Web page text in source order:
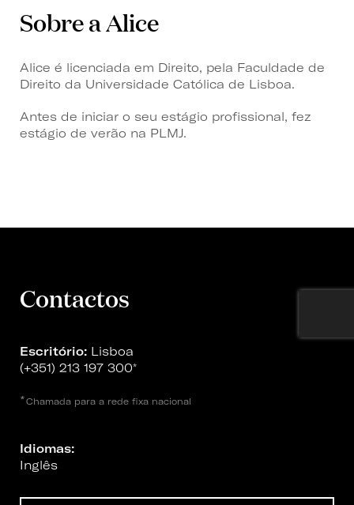
Sobre a Alice
Alice é licenciada em Direito, pela Faculdade de
Direito da Universidade Católica de Lisboa.
Antes de iniciar o seu estágio profissional, fez
estágio de verão na PLMJ.
Contactos
Escritório: Lisboa
(+351) 213 197 300*
* Chamada para a rede fixa nacional
Idiomas:
Inglês